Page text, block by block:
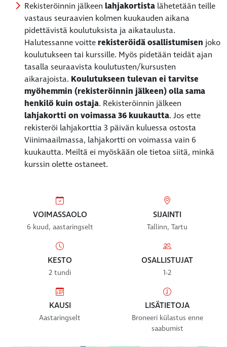
Rekisteröinnin jälkeen lahjakortista lähetetään teille
vastaus seuraavien kolmen kuukauden aikana
pidettävistä koulutuksista ja aikataulusta.
Halutessanne voitterekisteröidä osallistumisen joko
koulutukseen tai kurssille. Myös pidetään teidät ajan
tasalla seuraavista koulutusten/kursusten
aikarajoista. Koulutukseen tulevan ei tarvitse
myöhemmin (rekisteröinnin jälkeen) olla sama
henkilö kuin ostaja. Rekisteröinnin jälkeen
lahjakortti on voimassa 36 kuukautta. Jos ette
rekisteröi lahjakorttia 3 päivän kuluessa ostosta
Viinimaailmassa, lahjakortti on voimassa vain 6
kuukautta. Meiltä ei myöskään ole tietoa siitä, minkä
kurssin olette ostaneet.
VOIMASSAOLO
6 kuud, aastaringselt
SIJAINTI
Tallinn, Tartu
KESTO
2 tundi
OSALLISTUJAT
1-2
KAUSI
Aastaringselt
LISÄTIETOJA
Broneeri külastus enne
saabumist